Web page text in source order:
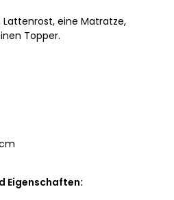
eine Matratze,
Topper.
Eigenschaften: